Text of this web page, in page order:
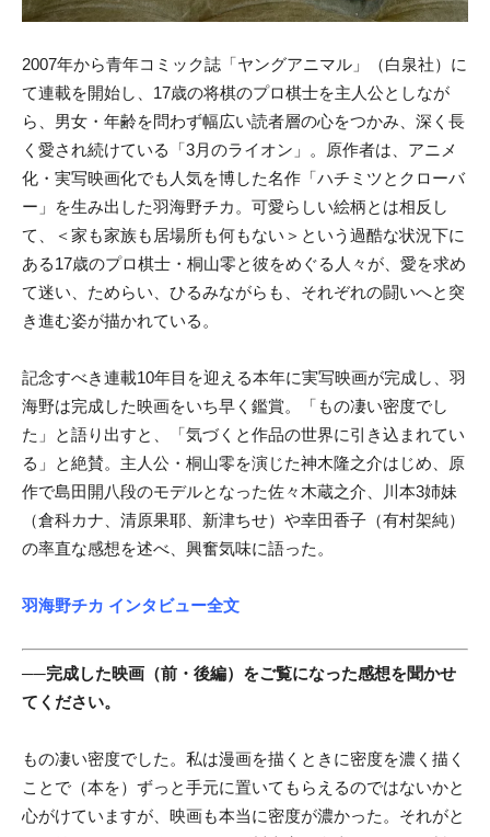
2007年から青年コミック誌「ヤングアニマル」（白泉社）に
て連載を開始し、17歳の将棋のプロ棋士を主人公としなが
ら、男女・年齢を問わず幅広い読者層の心をつかみ、深く長
く愛され続けている「3月のライオン」。原作者は、アニメ
化・実写映画化でも人気を博した名作「ハチミツとクローバ
ー」を生み出した羽海野チカ。可愛らしい絵柄とは相反し
て、＜家も家族も居場所も何もない＞という過酷な状況下に
ある17歳のプロ棋士・桐山零と彼をめぐる人々が、愛を求め
て迷い、ためらい、ひるみながらも、それぞれの闘いへと突
き進む姿が描かれている。
記念すべき連載10年目を迎える本年に実写映画が完成し、羽
海野は完成した映画をいち早く鑑賞。「もの凄い密度でし
た」と語り出すと、「気づくと作品の世界に引き込まれてい
る」と絶賛。主人公・桐山零を演じた神木隆之介はじめ、原
作で島田開八段のモデルとなった佐々木蔵之介、川本3姉妹
（倉科カナ、清原果耶、新津ちせ）や幸田香子（有村架純）
の率直な感想を述べ、興奮気味に語った。
羽海野チカ インタビュー全文
──完成した映画（前・後編）をご覧になった感想を聞かせ
てください。
もの凄い密度でした。私は漫画を描くときに密度を濃く描く
ことで（本を）ずっと手元に置いてもらえるのではないかと
心がけていますが、映画も本当に密度が濃かった。それがと